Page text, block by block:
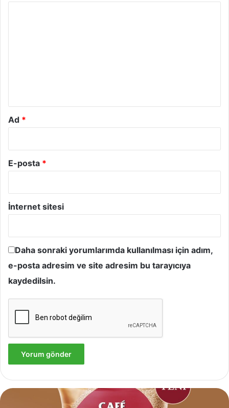
Ad *
E-posta *
İnternet sitesi
Daha sonraki yorumlarımda kullanılması için adım,
e-posta adresim ve site adresim bu tarayıcıya
kaydedilsin.
Yves